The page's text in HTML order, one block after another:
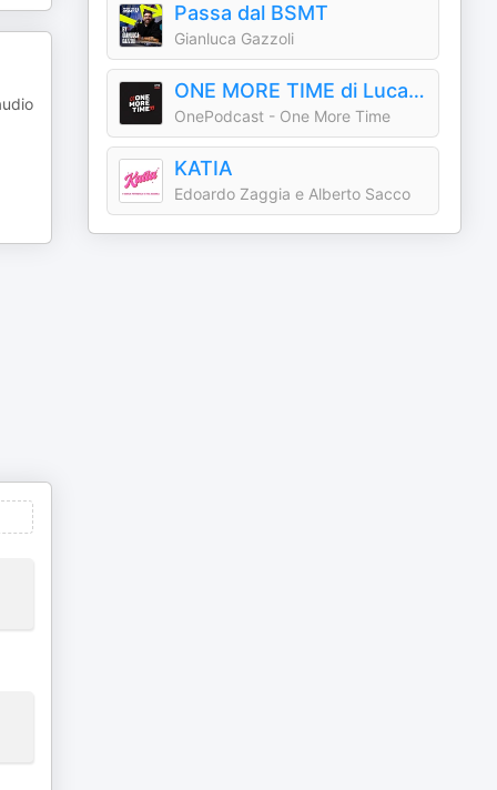
Passa dal BSMT
Gianluca Gazzoli
ONE MORE TIME di Luca Casadei
OnePodcast - One More Time
KATIA
Edoardo Zaggia e Alberto Sacco